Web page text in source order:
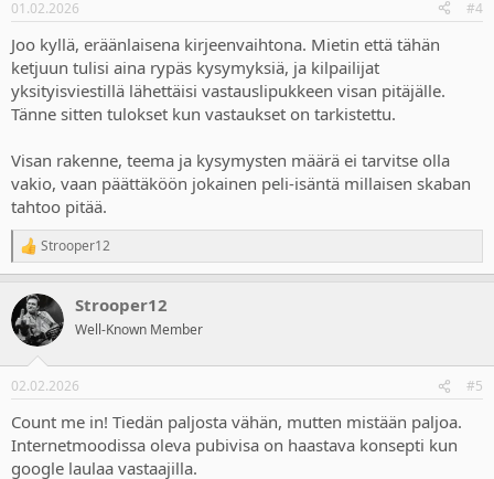
s
01.02.2026 #4
Joo kyllä, eräänlaisena kirjeenvaihtona. Mietin että tähän
ketjuun tulisi aina rypäs kysymyksiä, ja kilpailijat
yksityisviestillä lähettäisi vastauslipukkeen visan pitäjälle.
Tänne sitten tulokset kun vastaukset on tarkistettu.
Visan rakenne, teema ja kysymysten määrä ei tarvitse olla
vakio, vaan päättäköön jokainen peli-isäntä millaisen skaban
tahtoo pitää.
R
e
c
t
i
s
Strooper12
Strooper12
Well-Known Member
02.02.2026 #5
Count me in! Tiedän paljosta vähän, mutten mistään paljoa.
Internetmoodissa oleva pubivisa on haastava konsepti kun
google laulaa vastaajilla.